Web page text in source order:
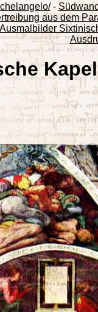
-
aus dem
Ausmalbilder